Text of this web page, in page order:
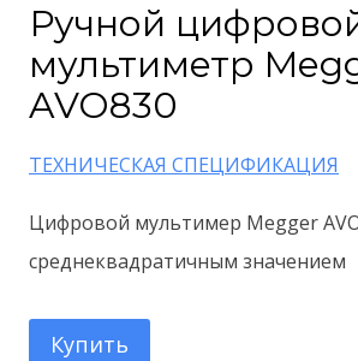
Ручной
мультиметр
AVO830
ТЕХНИЧЕСКАЯ СПЕЦИФИКАЦИЯ
Цифровой мультимер Megger
среднеквадратичным значением
Купить